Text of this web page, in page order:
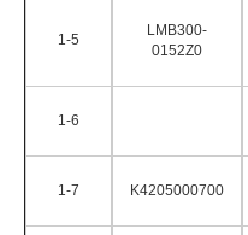
1-5
LMB300-
0152Z0
1-6
1-7 K4205000700